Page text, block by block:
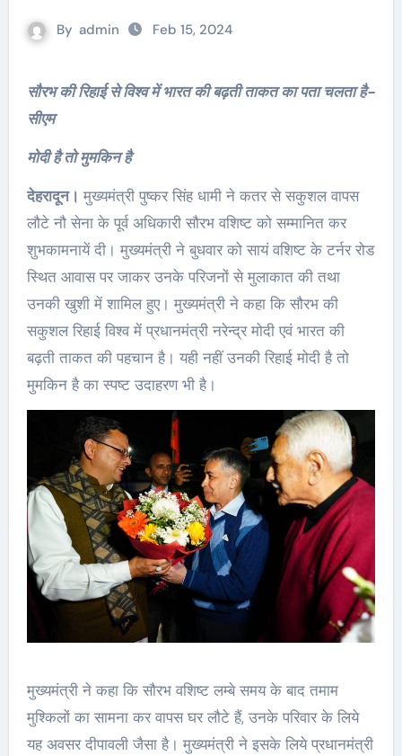
By admin Feb 15, 2024
सौरभ की रिहाई से विश्व में भारत की बढ़ती ताकत का पता चलता है-
सीएम
मोदी है तो मुमकिन है
देहरादून। मुख्यमंत्री पुष्कर सिंह धामी ने कतर से सकुशल वापस
लौटे नौ सेना के पूर्व अधिकारी सौरभ वशिष्ट को सम्मानित कर
शुभकामनायें दी। मुख्यमंत्री ने बुधवार को सायं वशिष्ट के टर्नर रोड
स्थित आवास पर जाकर उनके परिजनों से मुलाकात की तथा
उनकी खुशी में शामिल हुए। मुख्यमंत्री ने कहा कि सौरभ की
सकुशल रिहाई विश्व में प्रधानमंत्री नरेन्द्र मोदी एवं भारत की
बढ़ती ताकत की पहचान है। यही नहीं उनकी रिहाई मोदी है तो
मुमकिन है का स्पष्ट उदाहरण भी है।
मुख्यमंत्री ने कहा कि सौरभ वशिष्ट लम्बे समय के बाद तमाम
मुश्किलों का सामना कर वापस घर लौटे हैं, उनके परिवार के लिये
यह अवसर दीपावली जैसा है। मुख्यमंत्री ने इसके लिये प्रधानमंत्री